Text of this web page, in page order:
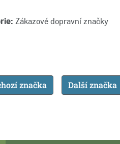
Zákazové dopravní značky
značka Další značka